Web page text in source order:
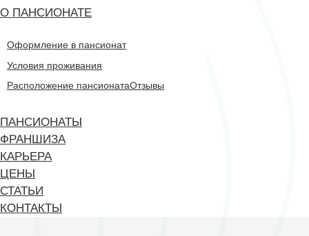
О ПАНСИОНАТЕ
Оформление в пансионат
Условия проживания
Расположение пансионатаОтзывы
ПАНСИОНАТЫ
ФРАНШИЗА
КАРЬЕРА
ЦЕНЫ
СТАТЬИ
КОНТАКТЫ